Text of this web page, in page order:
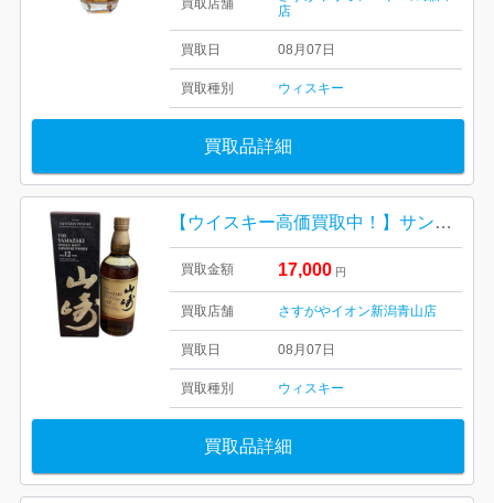
買取店舗
店
買取日 08月07日
買取種別 ウィスキー
買取品詳細
【ウイスキー高価買取中！】サントリー 山崎12年 箱あり
買取金額 17,000 円
買取店舗 さすがやイオン新潟青山店
買取日 08月07日
買取種別 ウィスキー
買取品詳細